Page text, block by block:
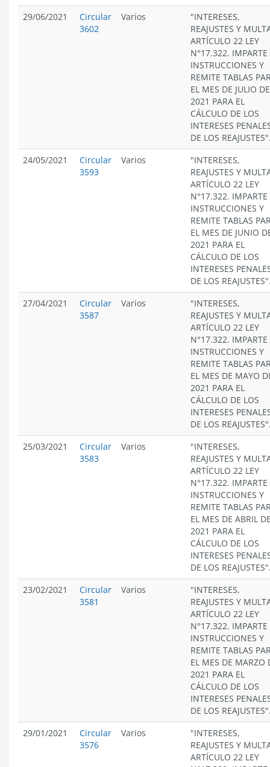
29/06/2021
Circular
3602
Varios
"INTERESES,
REAJUSTES Y
ARTÍCULO 22 LEY
N°17.322. IMPARTE
INSTRUCCIONES Y
REMITE TABLAS
EL MES DE JULIO DE
2021 PARA EL
CÁLCULO DE LOS
INTERESES
DE LOS
24/05/2021
Circular
3593
Varios
"INTERESES,
REAJUSTES Y
ARTÍCULO 22 LEY
N°17.322. IMPARTE
INSTRUCCIONES Y
REMITE TABLAS
EL MES DE JUNIO
2021 PARA EL
CÁLCULO DE LOS
INTERESES
DE LOS
27/04/2021
Circular
3587
Varios
"INTERESES,
REAJUSTES Y
ARTÍCULO 22 LEY
N°17.322. IMPARTE
INSTRUCCIONES Y
REMITE TABLAS
EL MES DE MAYO
2021 PARA EL
CÁLCULO DE LOS
INTERESES
DE LOS
25/03/2021
Circular
3583
Varios
"INTERESES,
REAJUSTES Y
ARTÍCULO 22 LEY
N°17.322. IMPARTE
INSTRUCCIONES Y
REMITE TABLAS
EL MES DE ABRIL
2021 PARA EL
CÁLCULO DE LOS
INTERESES
DE LOS
23/02/2021
Circular
3581
Varios
"INTERESES,
REAJUSTES Y
ARTÍCULO 22 LEY
N°17.322. IMPARTE
INSTRUCCIONES Y
REMITE TABLAS
EL MES DE MARZO
2021 PARA EL
CÁLCULO DE LOS
INTERESES
DE LOS
29/01/2021
Circular
3576
Varios
"INTERESES,
REAJUSTES Y
ARTÍCULO 22 LEY